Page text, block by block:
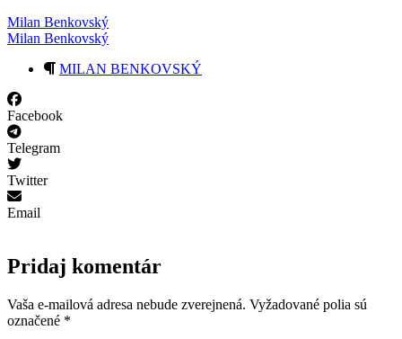
Milan Benkovský
Milan Benkovský
MILAN BENKOVSKÝ
Facebook
Telegram
Twitter
Email
Pridaj komentár
Vaša e-mailová adresa nebude zverejnená. Vyžadované polia sú
označené *